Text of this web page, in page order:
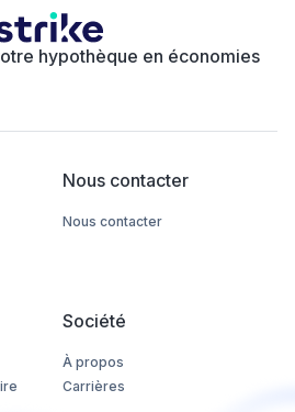
hypothèque en économies
Nous contacter
Nous contacter
Société
À propos
Carrières